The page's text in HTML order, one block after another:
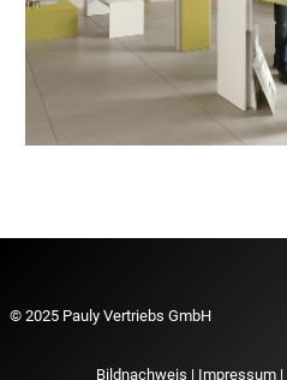
© 2025 Pauly Vertriebs GmbH
Bildnachweis | Impressum |